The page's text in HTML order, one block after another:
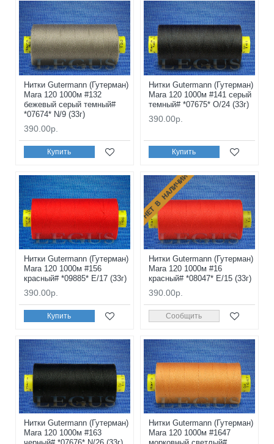
Нитки Gutermann (Гутерман)
Mara 120 1000м #132
бежевый серый темный#
*07674* N/9 (33г)
390.00р.
Купить
Нитки Gutermann (Гутерман)
Mara 120 1000м #141 серый
темный# *07675* O/24 (33г)
390.00р.
Купить
Нитки Gutermann (Гутерман)
Mara 120 1000м #156
красный# *09885* E/17 (33г)
390.00р.
Купить
НЕТ В НАЛИЧИИ
Нитки Gutermann (Гутерман)
Mara 120 1000м #16
красный# *08047* E/15 (33г)
390.00р.
Сообщить
Нитки Gutermann (Гутерман)
Mara 120 1000м #163
Нитки Gutermann (Гутерман)
Mara 120 1000м #1647